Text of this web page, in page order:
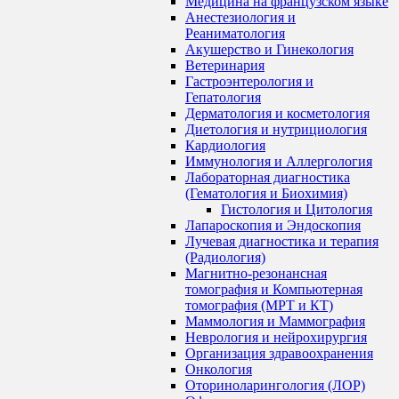
Анестезиология и
Реаниматология
Акушерство и Гинекология
Ветеринария
Гастроэнтерология и
Гепатология
Дерматология и косметология
Диетология и нутрициология
Кардиология
Иммунология и Аллергология
Лабораторная диагностика
(Гематология и Биохимия)
Гистология и Цитология
Лапароскопия и Эндоскопия
Лучевая диагностика и терапия
(Радиология)
Магнитно-резонансная
томография и Компьютерная
томография (МРТ и КТ)
Маммология и Маммография
Неврология и нейрохирургия
Организация здравоохранения
Онкология
Оториноларингология (ЛОР)